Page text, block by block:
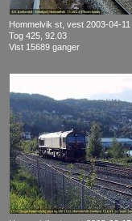
Hommelvik st, vest 2003-04-11
Tog 425, 92.03
Vist 15689 ganger